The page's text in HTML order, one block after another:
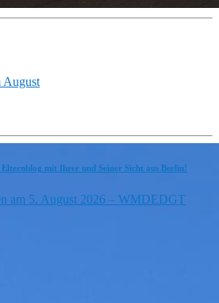
Elternblog mit Ihrer und Seiner Sicht aus Berlin!
am 5. August 2026 – WMDEDGT